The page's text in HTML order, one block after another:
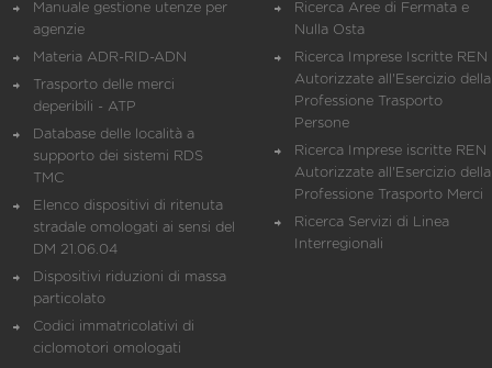
Manuale gestione utenze per
agenzie
Materia ADR-RID-ADN
Trasporto delle merci
deperibili - ATP
Database delle località a
supporto dei sistemi RDS
TMC
Elenco dispositivi di ritenuta
stradale omologati ai sensi del
DM 21.06.04
Dispositivi riduzioni di massa
particolato
Codici immatricolativi di
ciclomotori omologati
Ricerca Aree di Fermata e
Nulla Osta
Ricerca Imprese Iscritte REN
Autorizzate all'Esercizio della
Professione Trasporto
Persone
Ricerca Imprese iscritte REN
Autorizzate all'Esercizio della
Professione Trasporto Merci
Ricerca Servizi di Linea
Interregionali